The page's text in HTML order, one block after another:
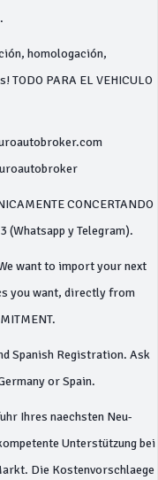
homologación,
PARA EL VEHICULO
CONCERTANDO
(Whatsapp y Telegram).
want to import your next
you want, directly from
Spanish Registration. Ask
or Spain.
Ihres naechsten Neu-
Unterstützung bei
Die Kostenvorschlaege